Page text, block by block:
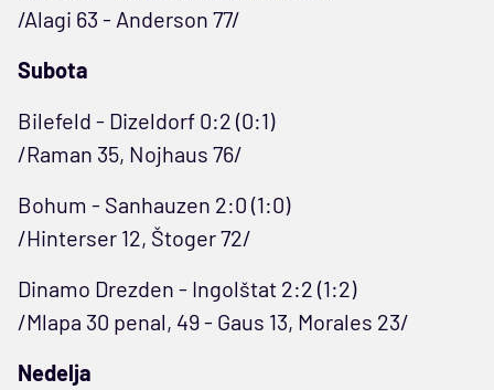
/Alagi 63 - Anderson 77/
Subota
Bilefeld - Dizeldorf 0:2 (0:1)
/Raman 35, Nojhaus 76/
Bohum - Sanhauzen 2:0 (1:0)
/Hinterser 12, Štoger 72/
Dinamo Drezden - Ingolštat 2:2 (1:2)
/Mlapa 30 penal, 49 - Gaus 13, Morales 23/
Nedelja